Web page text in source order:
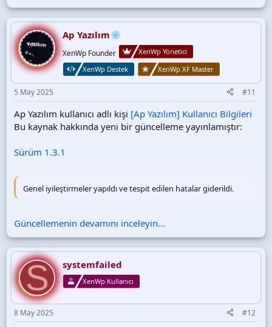
Ap Yazılım
XenWp Founder
XenWp Yönetici
XenWp Destek
XenWp XF Master
5 May 2025 #11
Ap Yazılım kullanıcı adlı kişi [Ap Yazılım] Kullanıcı Bilgileri
Bu kaynak hakkında yeni bir güncelleme yayınlamıştır:
Sürüm 1.3.1
Genel iyileştirmeler yapıldı ve tespit edilen hatalar giderildi.
Güncellemenin devamını inceleyin...
S systemfailed
XenWp Kullanıcı
8 May 2025 #12